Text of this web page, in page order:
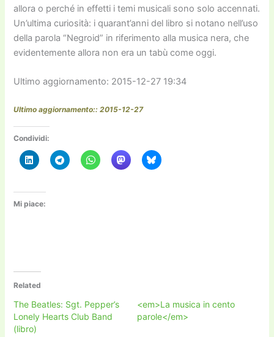
allora o perché in effetti i temi musicali sono solo accennati.
Un’ultima curiosità: i quarant’anni del libro si notano nell’uso
della parola “Negroid” in riferimento alla musica nera, che
evidentemente allora non era un tabù come oggi.
Ultimo aggiornamento: 2015-12-27 19:34
Ultimo aggiornamento:: 2015-12-27
Condividi:
Mi piace:
Related
The Beatles: Sgt. Pepper’s
Lonely Hearts Club Band
(libro)
<em>La musica in cento
parole</em>